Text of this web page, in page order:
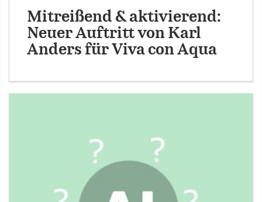
Mitreißend & aktivierend:
Neuer Auftritt von Karl
Anders für Viva con Aqua